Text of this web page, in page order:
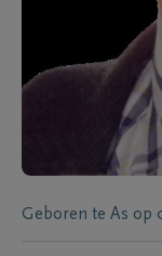
Geboren te As op